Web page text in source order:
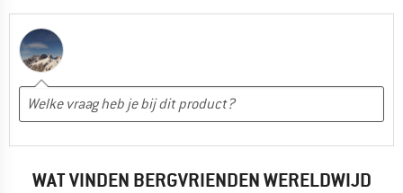
WAT VINDEN BERGVRIENDEN WERELDWIJD